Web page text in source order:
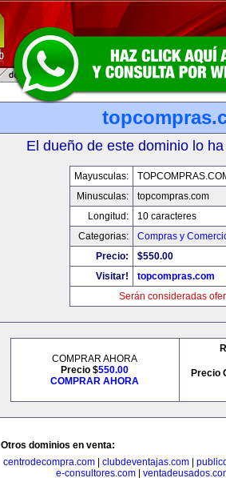
El dueño de este dominio lo
Mayusculas:
Minusculas:
topcompras.com
Longitud:
10 caracteres
Categorias:
Compras y
Precio:
$550.00
Visitar!
topcompras.com
Serán consideradas
COMPRAR AHORA
Precio $550.00
COMPRAR AHORA
Precio
Otros dominios en venta:
centrodecompra.com| clubdeventajas.com|
e-consultores.com|